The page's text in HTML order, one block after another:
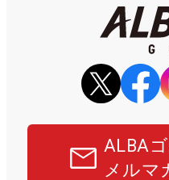
ALBA
メルマ